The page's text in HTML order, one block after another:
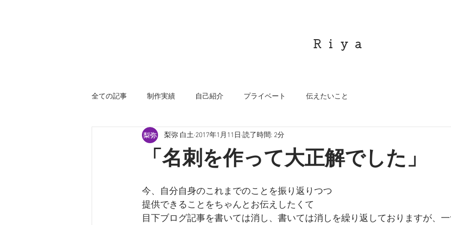
R i y a
全ての記事 制作実績 自己紹介 プライベート 伝えたいこと
「名刺を作って大正解でした」
梨弥 白土 2017年1月11日 読了時間: 2分
今、自分自身のこれまでのことを振り返りつつ
提供できることをちゃんとお伝えしたくて
目下ブログ記事を書いては消し、書いては消しを繰り返しておりますが、一